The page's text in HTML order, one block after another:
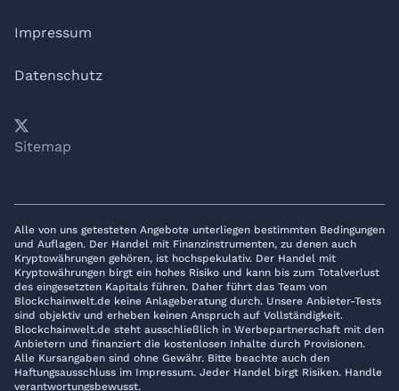
Impressum
Datenschutz
YouTube
𝕏LinkedIn
Telegram
Sitemap
Alle von uns getesteten Angebote unterliegen bestimmten Bedingungen
und Auflagen. Der Handel mit Finanzinstrumenten, zu denen auch
Kryptowährungen gehören, ist hochspekulativ. Der Handel mit
Kryptowährungen birgt ein hohes Risiko und kann bis zum Totalverlust
des eingesetzten Kapitals führen. Daher führt das Team von
Blockchainwelt.de keine Anlageberatung durch. Unsere Anbieter-Tests
sind objektiv und erheben keinen Anspruch auf Vollständigkeit.
Blockchainwelt.de steht ausschließlich in Werbepartnerschaft mit den
Anbietern und finanziert die kostenlosen Inhalte durch Provisionen.
Alle Kursangaben sind ohne Gewähr. Bitte beachte auch den
Haftungsausschluss im Impressum. Jeder Handel birgt Risiken. Handle
verantwortungsbewusst.